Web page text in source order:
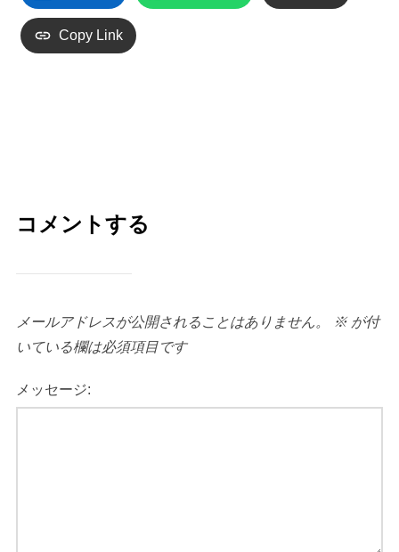
Copy Link
コメントする
メールアドレスが公開されることはありません。 ※が付
いている欄は必須項目です
メッセージ: